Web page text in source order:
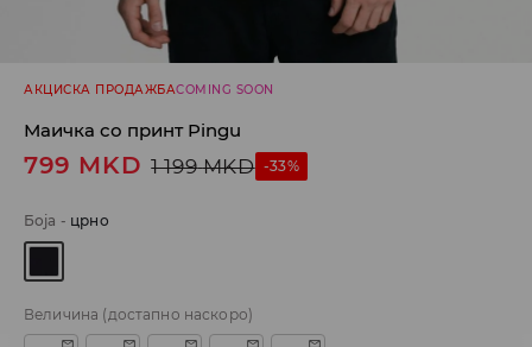
АКЦИСКА ПРОДАЖБАCOMING SOON
Маичка со принт Pingu
799 MKD 1 199 MKD -33%
Боја - црно
Величина (достапно наскоро)